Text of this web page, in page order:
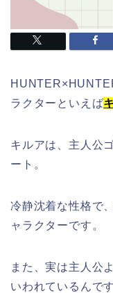
ラクターといえば
キルアは、主人公
ート。
冷静沈着な性格で
ャラクターです。
また、実は主人公
いわれているんです